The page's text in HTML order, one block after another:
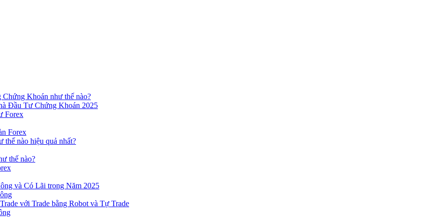
Khoán như thế nào?
Đầu Tư Chứng Khoán 2025
Forex
Forex
nào hiệu quả nhất?
thế nào?
và Có Lãi trong Năm 2025
với Trade bằng Robot và Tự Trade